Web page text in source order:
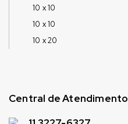
10 x 10
10 x 10
10 x 20
Central de Atendimento